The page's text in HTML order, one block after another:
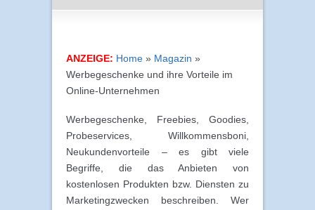
ANZEIGE: Home » Magazin »
Werbegeschenke und ihre Vorteile im
Online-Unternehmen
Werbegeschenke, Freebies, Goodies,
Probeservices, Willkommensboni,
Neukundenvorteile – es gibt viele
Begriffe, die das Anbieten von
kostenlosen Produkten bzw. Diensten zu
Marketingzwecken beschreiben. Wer